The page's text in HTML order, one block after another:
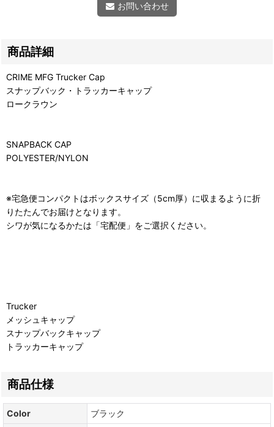
お問い合わせ
商品詳細
CRIME MFG Trucker Cap
スナップバック・トラッカーキャップ
ロークラウン
SNAPBACK CAP
POLYESTER/NYLON
※宅急便コンパクトはボックスサイズ（5cm厚）に収まるように折
りたたんでお届けとなります。
シワが気になるかたは「宅配便」をご選択ください。
Trucker
メッシュキャップ
スナップバックキャップ
トラッカーキャップ
商品仕様
Color
ブラック